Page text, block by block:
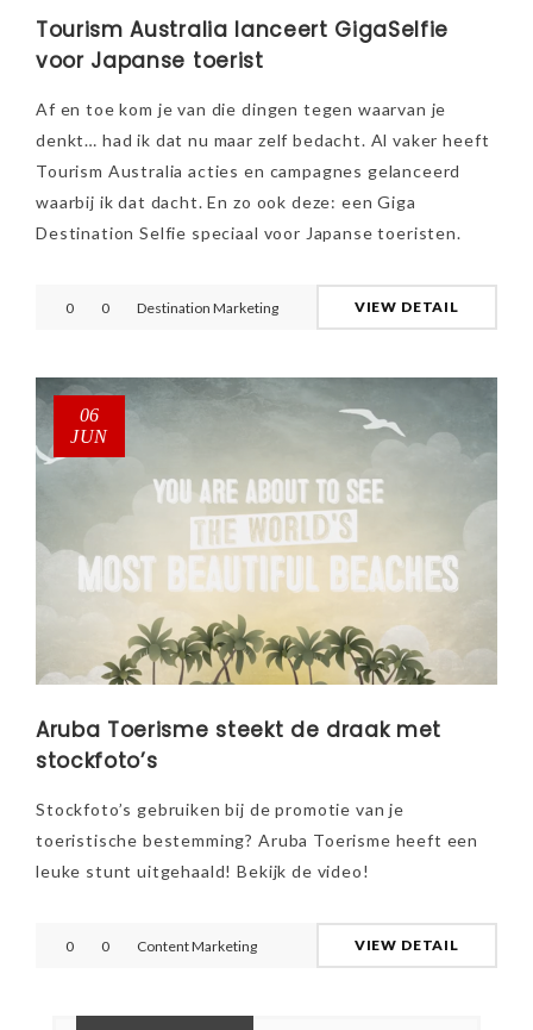
Tourism Australia lanceert GigaSelfie
voor Japanse toerist
Af en toe kom je van die dingen tegen waarvan je
denkt… had ik dat nu maar zelf bedacht. Al vaker heeft
Tourism Australia acties en campagnes gelanceerd
waarbij ik dat dacht. En zo ook deze: een Giga
Destination Selfie speciaal voor Japanse toeristen.
0 0 Destination Marketing VIEW DETAIL
06
JUN
Aruba Toerisme steekt de draak met
stockfoto’s
Stockfoto’s gebruiken bij de promotie van je
toeristische bestemming? Aruba Toerisme heeft een
leuke stunt uitgehaald! Bekijk de video!
0 0 Content Marketing VIEW DETAIL